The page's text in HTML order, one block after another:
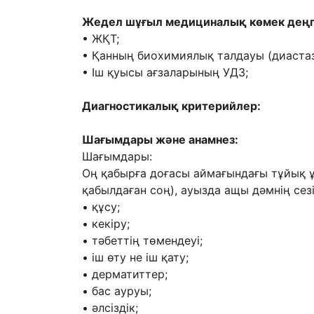
Жедел шұғыл медициналық көмек
• ЖҚТ;
• Қанның биохимиялық талдауы
• Іш қуысы ағзаларының УДЗ;
Диагностикалық критерийлер:
Шағымдары және анамнез:
Шағымдары:
Оң қабырға доғасы аймағындағы тұйық
қабылдаған соң), ауызда ащы дәмнің
• құсу;
• кекіру;
• тәбеттің төмендеуі;
• іш өту не іш қату;
• дерматиттер;
• бас ауруы;
• әлсіздік;